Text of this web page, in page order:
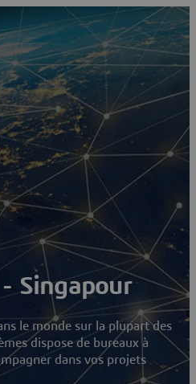
Singapour
le monde sur la plupart des
dispose de bureaux à
dans vos projets